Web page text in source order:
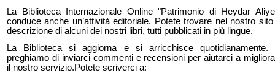
La Biblioteca Internazionale Online "Patrimonio di Heydar
conduce anche un’attività editoriale. Potete trovare nel nostro sito
descrizione di alcuni dei nostri libri, tutti pubblicati in più lingue.
La Biblioteca si aggiorna e si arricchisce quotidianamente.
preghiamo di inviarci commenti e recensioni per aiutarci a
il nostro servizio.Potete scriverci a: